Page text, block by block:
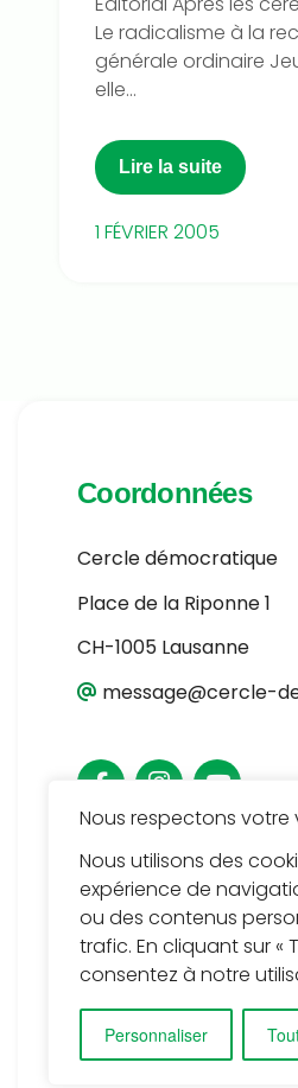
Nous respectons votre
Nous utilisons des
expérience de
ou des contenus
trafic. En cliquant sur «
consentez à notre
Personnaliser
Le radicalisme à la
générale ordinaire
elle...
Lire la suite
1 FÉVRIER 2005
Coordonnées
Cercle démocratique
Place de la Riponne 1
CH-1005 Lausanne
message@cercle-